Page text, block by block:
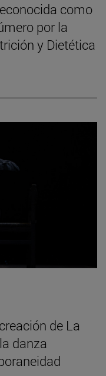
como
por la
y Dietética
de La
danza